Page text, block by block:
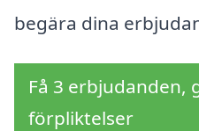
begära dina
Få 3 erbjudanden,
förpliktelser